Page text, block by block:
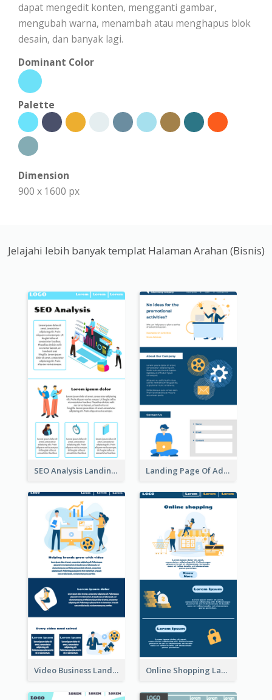
dapat mengedit konten, mengganti gambar,
mengubah warna, menambah atau menghapus blok
desain, dan banyak lagi.
Dominant Color
Palette
Dimension
900 x 1600 px
Jelajahi lebih banyak templat Halaman Arahan (Bisnis)
SEO Analysis Landing Page Landing Page Of Advertising Company
Video Business Landing Page Online Shopping Landing Page